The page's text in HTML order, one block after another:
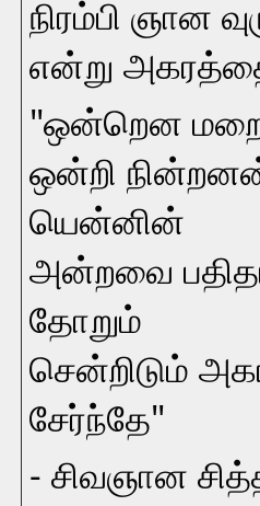
நிரம்பி ஞான
என்று
"ஒன்றென
ஒன்றி
யென்னின்
அன்றவை
தோறும்
சென்றிடும்
சேர்ந்தே"
- சிவஞான